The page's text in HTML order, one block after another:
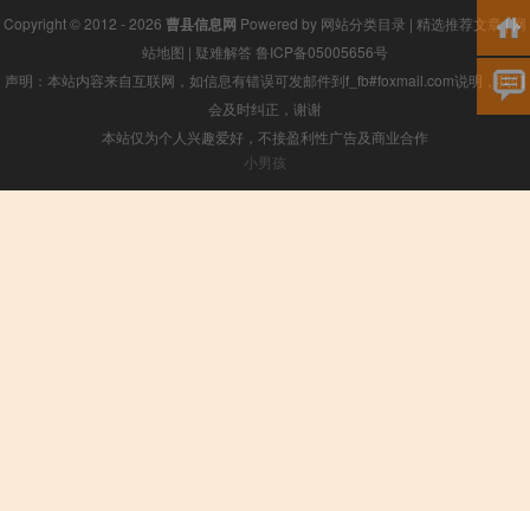
Copyright © 2012 - 2026 曹县信息网 Powered by 网站分类目录 | 精选推荐文章|网
站地图 | 疑难解答 鲁ICP备05005656号
声明：本站内容来自互联网，如信息有错误可发邮件到f_fb#foxmail.com说明，我们
会及时纠正，谢谢
本站仅为个人兴趣爱好，不接盈利性广告及商业合作
小男孩